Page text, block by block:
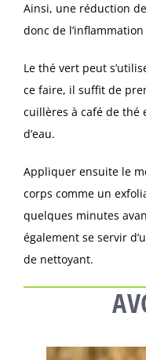
Ainsi, une réduction
donc de
Le thé vert peut
ce faire, il suffit de
cuillères à café de thé
d’eau.
Appliquer ensuite le
corps comme un
quelques minutes
également se servir
de nettoyant.